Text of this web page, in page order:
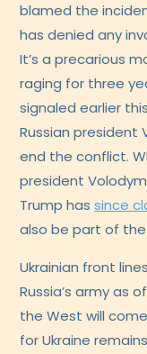
blamed the
has denied any
It’s a precarious
raging for three
signaled earlier
Russian president
end the conflict.
president
Trump hassince
also be part of
Ukrainian front
Russia’s army as
the West will
for Ukraine